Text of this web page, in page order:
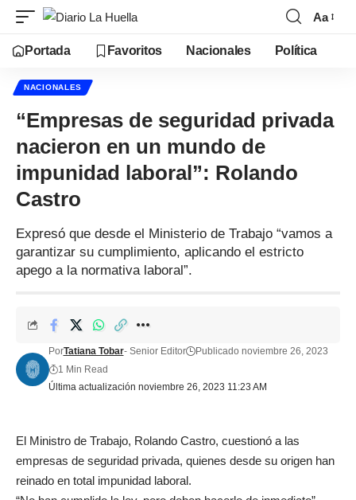
Aa
Portada Favoritos Nacionales Política
NACIONALES
“Empresas de seguridad privada
nacieron en un mundo de
impunidad laboral”: Rolando
Castro
Expresó que desde el Ministerio de Trabajo “vamos a
garantizar su cumplimiento, aplicando el estricto
apego a la normativa laboral”.
Última actualización noviembre 26, 2023 11:23 AM
PorTatiana Tobar- Senior Editor
Publicado noviembre 26, 2023
1 Min Read
El Ministro de Trabajo, Rolando Castro, cuestionó a las
empresas de seguridad privada, quienes desde su origen han
reinado en total impunidad laboral.